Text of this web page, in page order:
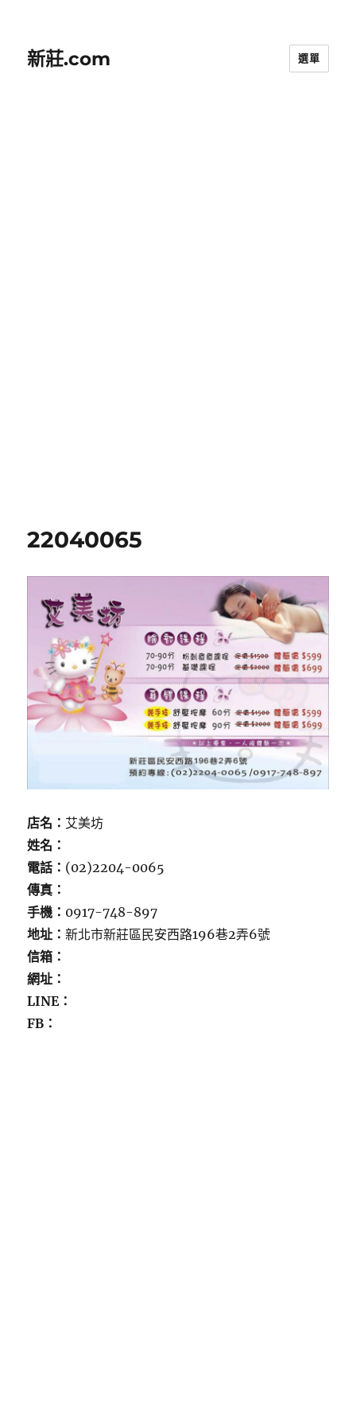
新莊.com 選單
22040065
店名： 艾美坊
姓名：
電話： (02)2204-0065
傳真：
手機： 0917-748-897
地址：新北市新莊區民安西路196巷2弄6號
信箱：
網址：
LINE：
FB：